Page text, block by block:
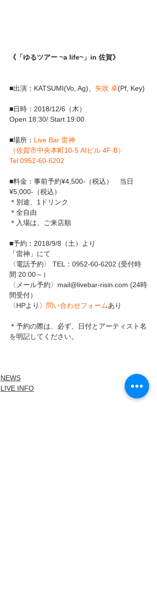
《「ゆるツアー ~a life~」in 佐賀》
■出演：KATSUMI(Vo, Ag)、 矢吹 卓(Pf, Key)
■日時：2018/12/6（木）
Open 18:30/ Start 19:00
■場所： Live Bar 雷神
（佐賀市中央本町10-5 AIビル 4F-B）
Tel:0952-60-6202
■料金：事前予約¥4,500‐（税込）　当日
¥5,000‐（税込）
＊別途、1ドリンク
＊全自由
＊入場は、ご来店順
■予約：2018/9/8（土）より
「雷神」にて
〈電話予約〉 TEL：0952-60-6202 (受付時
間 20:00～）
〈メール予約〉mail@livebar-risin.com (24時
間受付）
〈HPより〉
問い合わせフォームあり
＊予約の際は、必ず、日付とアーティスト名
を明記してください。
NEWS
LIVE INFO